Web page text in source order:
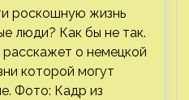
роскошную жизнь
люди? Как бы не так.
о немецкой
которой могут
Фото: Кадр из